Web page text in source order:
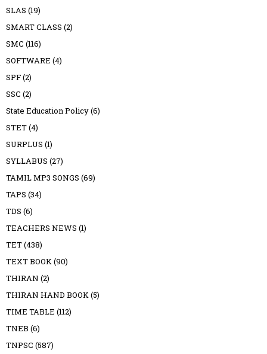
SLAS (19)
SMART CLASS (2)
SMC (116)
SOFTWARE (4)
SPF(2)
SSC (2)
State Education Policy(6)
STET(4)
SURPLUS (1)
SYLLABUS (27)
TAMIL MP3 SONGS (69)
TAPS (34)
TDS (6)
TEACHERS NEWS (1)
TET(438)
TEXT BOOK(90)
THIRAN (2)
THIRAN HAND BOOK(5)
TIME TABLE (112)
TNEB (6)
TNPSC (587)